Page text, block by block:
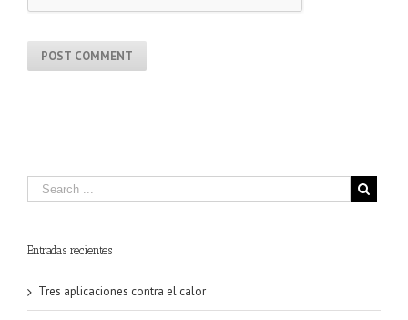
Entradas recientes
Tres aplicaciones contra el calor